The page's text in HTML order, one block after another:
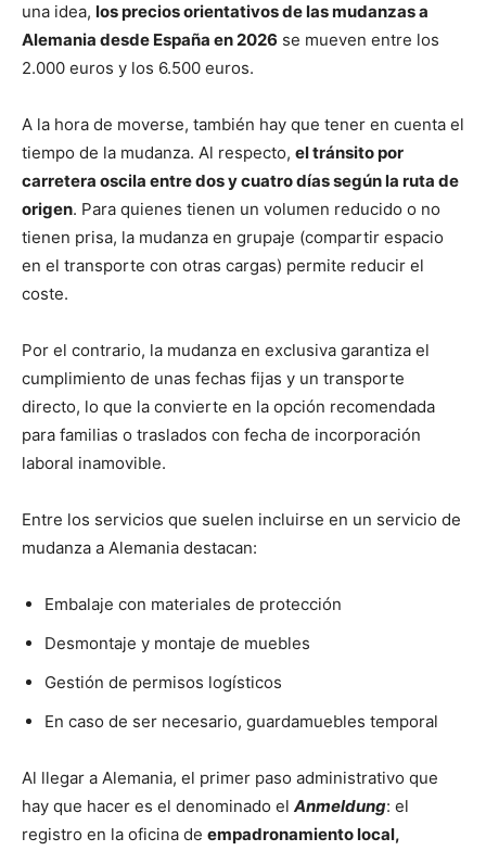
una idea, los precios orientativos de las mudanzas a
Alemania desde España en 2026 se mueven entre los
2.000 euros y los 6.500 euros.
A la hora de moverse, también hay que tener en cuenta el
tiempo de la mudanza. Al respecto, el tránsito por
carretera oscila entre dos y cuatro días según la ruta de
origen. Para quienes tienen un volumen reducido o no
tienen prisa, la mudanza en grupaje (compartir espacio
en el transporte con otras cargas) permite reducir el
coste.
Por el contrario, la mudanza en exclusiva garantiza el
cumplimiento de unas fechas fijas y un transporte
directo, lo que la convierte en la opción recomendada
para familias o traslados con fecha de incorporación
laboral inamovible.
Entre los servicios que suelen incluirse en un servicio de
mudanza a Alemania destacan:
Embalaje con materiales de protección
Desmontaje y montaje de muebles
Gestión de permisos logísticos
En caso de ser necesario, guardamuebles temporal
Al llegar a Alemania, el primer paso administrativo que
hay que hacer es el denominado el Anmeldung: el
registro en la oficina de empadronamiento local,